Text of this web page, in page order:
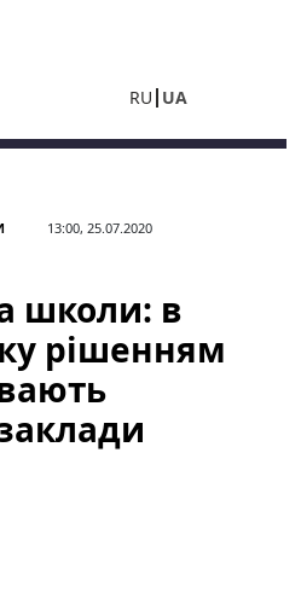
RU UA
13:00, 25.07.2020
школи: в
рішенням